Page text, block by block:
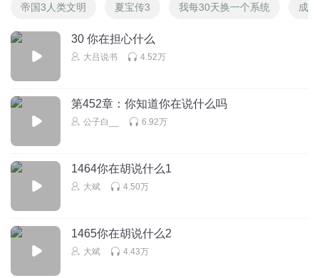
帝国3人类文明 夏宝传3 我每30天换一个系统 成
30 你在担心什么
大吕说书 4.52万
第452章：你知道你在说什么吗
公子白__ 6.92万
1464你在胡说什么1
大斌 4.50万
1465你在胡说什么2
大斌 4.43万